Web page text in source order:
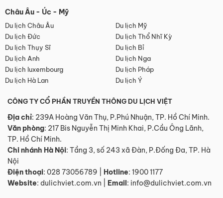
Châu Âu - Úc - Mỹ
Du lịch Châu Âu
Du lịch Mỹ
Du lịch Đức
Du lịch Thổ Nhĩ Kỳ
Du lịch Thụy Sĩ
Du lịch Bỉ
Du lịch Anh
Du lịch Nga
Du lịch luxembourg
Du lịch Pháp
Du lịch Hà Lan
Du lịch Ý
CÔNG TY CỔ PHẦN TRUYỀN THÔNG DU LỊCH VIỆT
Địa chỉ: 239A Hoàng Văn Thụ, P.Phú Nhuận, TP. Hồ Chí Minh.
Văn phòng: 217 Bis Nguyễn Thị Minh Khai, P.Cầu Ông Lãnh,
TP. Hồ Chí Minh.
Chi nhánh Hà Nội: Tầng 3, số 243 xã Đàn, P.Đống Đa, TP. Hà
Nội
Điện thoại: 028 73056789 Hotline: 1900 1177
Website: dulichviet.com.vn Email: info@dulichviet.com.vn